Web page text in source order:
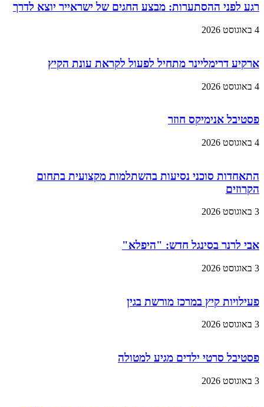
רגע לפני ההסתערות: מבצע החגים של ישראייר יוצא לדרך
4 באוגוסט 2026
ארקיע דרימליינר מתחיל לפעול לקראת עונת הקיץ
4 באוגוסט 2026
פסטיבל אנימיקס חוזר
4 באוגוסט 2026
התאחדות סוכני נסיעות בהשתלמות מקצועית בתחום
הקרוזים
3 באוגוסט 2026
אבי לרנר בסינגל חדש: "היפלא"
3 באוגוסט 2026
פעילויות קיץ במרכז מורשת בגין
3 באוגוסט 2026
פסטיבל סרטי ילדים מגיע למטולה
3 באוגוסט 2026